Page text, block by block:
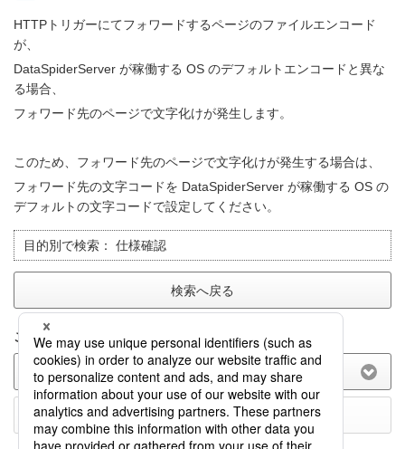
HTTPトリガーにてフォワードするページのファイルエンコード
が、
DataSpiderServer が稼働する OS のデフォルトエンコードと異な
る場合、
フォワード先のページで文字化けが発生します。
このため、フォワード先のページで文字化けが発生する場合は、
フォワード先の文字コードを DataSpiderServer が稼働する OS の
デフォルトの文字コードで設定してください。
目的別で検索： 仕様確認
検索へ戻る
このFAQに関してのご意見をお聞かせ下さい。
(選択してください)
送信する